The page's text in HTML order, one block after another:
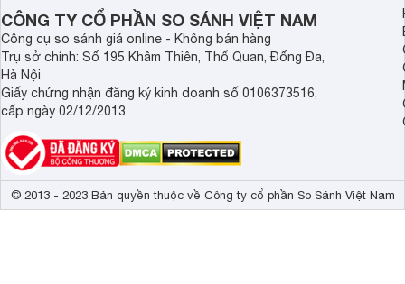
Demax, Hubert và
CÔNG TY CỔ PHẦN SO SÁNH VIỆT NAM
Công cụ so sánh giá online - Không bán hàng
Trụ sở chính: Số 195 Khâm Thiên, Thổ Quan, Đống Đa,
Hà Nội
Giấy chứng nhận đăng ký kinh doanh số 0106373516,
cấp ngày 02/12/2013
© 2013 - 2023 Bản quyền thuộc về Công ty cổ phần So Sánh Việt Nam